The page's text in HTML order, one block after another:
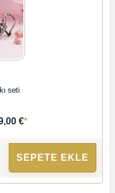
seti
€*
SEPETE EKLE